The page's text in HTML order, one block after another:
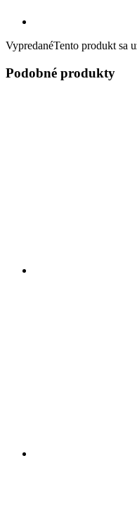
VypredanéTento produkt sa
Podobné produkty